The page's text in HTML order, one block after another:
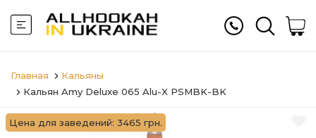
Главная
Кальяны
Кальян Amy Deluxe 065 Alu-X PSMBK-BK
Цена для заведений: 3465 грн.